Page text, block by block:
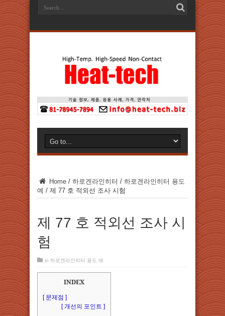
Home / 하로겐라인히터 / 하로겐라인히터 용도
예 / 제 77 호 적외선 조사 시험
제 77 호 적외선 조사 시
험
in 하로겐라인히터 용도 예
INDEX
[ 문제점 ]
[ 개선의 포인트 ]